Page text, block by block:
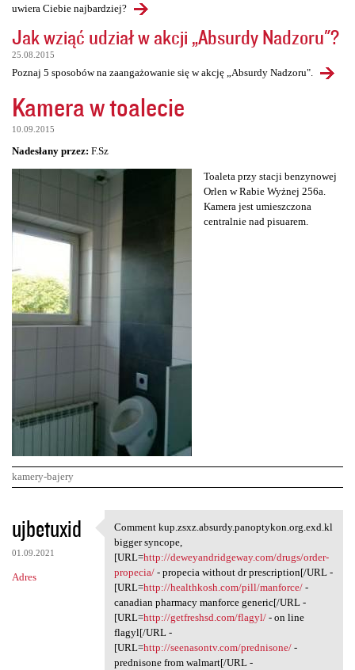
uwiera Ciebie najbardziej?
Jak wziąć udział w akcji „Absurdy Nadzoru"?
25.08.2015
Poznaj 5 sposobów na zaangażowanie się w akcję „Absurdy Nadzoru".
Kamera w toalecie
10.09.2015
Nadesłany przez: F.Sz
Toaleta przy stacji benzynowej
Orlen w Rabie Wyżnej 256a.
Kamera jest umieszczona
centralnie nad pisuarem.
kamery-bajery
K
o
m
e
ujbetuxid
01.09.2021
Adres
Comment kup.zsxz.absurdy
Comment kup.zsxz.absurdy.panoptykon.org.exd.kl
bigger syncope,
[URL=http://deweyandridgeway.com/drugs/order-
propecia/- propecia without dr prescription[/URL -
[URL=http://healthkosh.com/pill/manforce/-
canadian pharmacy manforce generic[/URL -
[URL=http://getfreshsd.com/flagyl/- on line
flagyl[/URL -
[URL=http://seenasontv.com/prednisone/-
prednisone from walmart[/URL -